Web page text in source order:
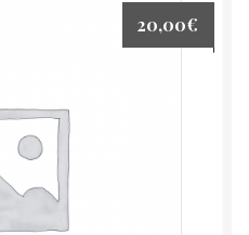
20,00€